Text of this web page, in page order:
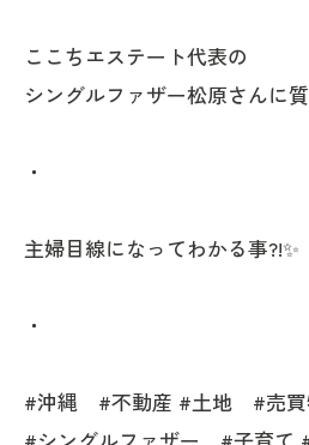
ここちエステート代表の
シングルファザー松原さんに
・
主婦目線になってわかる事?!✨
・
#沖縄 #不動産 #土地 #売買